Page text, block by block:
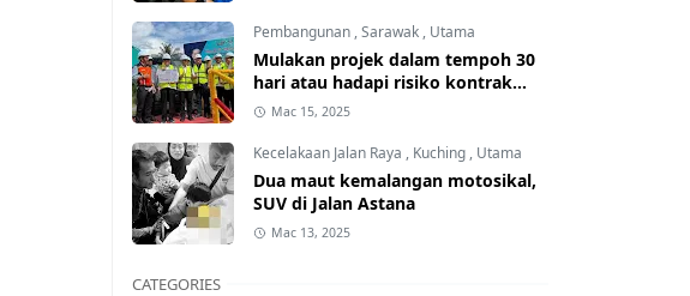
Pembangunan ,Sarawak , Utama
Mulakan projek dalam tempoh 30
hari atau hadapi risiko kontrak
ditamatkan
Mac 15, 2025
Kecelakaan Jalan Raya , Kuching , Utama
Dua maut kemalangan motosikal,
SUV di Jalan Astana
Mac 13, 2025
CATEGORIES